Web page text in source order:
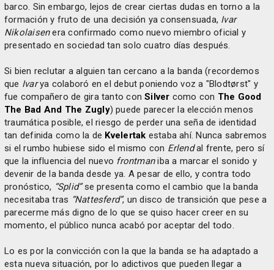
barco. Sin embargo, lejos de crear ciertas dudas en torno a la
formación y fruto de una decisión ya consensuada, Ivar
Nikolaisenera confirmado como nuevo miembro oficial y
presentado en sociedad tan solo cuatro días después.
Si bien reclutar a alguien tan cercano a la banda (recordemos
que Ivarya colaboró en el debut poniendo voz a "Blodtørst" y
fue compañero de gira tanto conSilver como con The Good
The Bad And The Zugly) puede parecer la elección menos
traumática posible, el riesgo de perder una seña de identidad
tan definida como la de Kvelertak estaba ahí. Nunca sabremos
si el rumbo hubiese sido el mismo con Erlendal frente, pero sí
que la influencia del nuevo frontmaniba a marcar el sonido y
devenir de la banda desde ya. A pesar de ello, y contra todo
pronóstico, “Splid”se presenta como el cambio que la banda
necesitaba tras “Nattesferd”, un disco de transición que pese a
parecerme más digno de lo que se quiso hacer creer en su
momento, el público nunca acabó por aceptar del todo.
Lo es por la convicción con la que la banda se ha adaptado a
esta nueva situación, por lo adictivos que pueden llegar a